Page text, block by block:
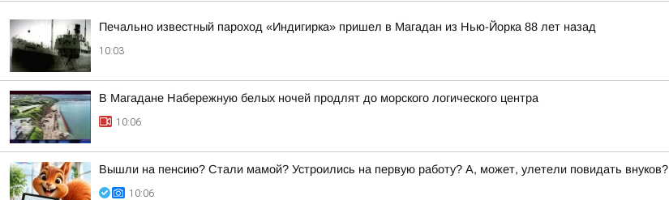
Печально известный пароход «Индигирка» пришел в Магадан из Нью-Йорка 88 лет назад
10:03
В Магадане Набережную белых ночей продлят до морского логического центра
10:06
Вышли на пенсию? Стали мамой? Устроились на первую работу? А, может, улетели повидать внуков?
10:06